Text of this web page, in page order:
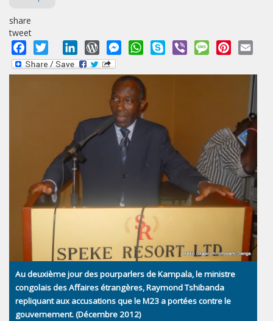
share
tweet
Facebook
Twitter LinkedInWordPressMessengerWhatsApp
Skype Viber MessagePinterest
Au deuxième jour des pourparlers de Kampala, le ministre
congolais des Affaires étrangères, Raymond Tshibanda
repliquant aux accusations que le M23 a portées contre le
gouvernement. (Décembre 2012)